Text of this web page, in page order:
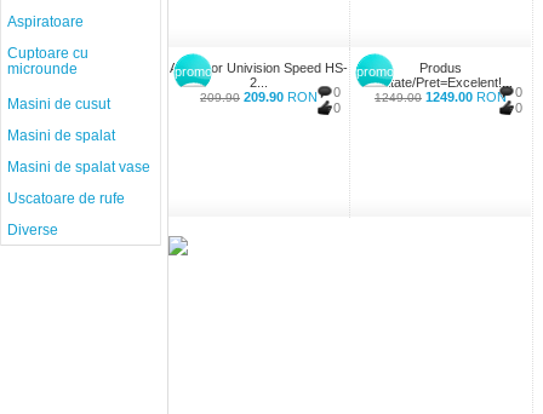
promo
0
0
Aspirator Univision Speed HS-
2...
209.90 209.90 RON
promo
0
0
Produs
Calitate/Pret=Excelent!...
1249.00 1249.00 RON
Aspiratoare
Cuptoare cu
microunde
Masini de cusut
Masini de spalat
Masini de spalat vase
Uscatoare de rufe
Diverse